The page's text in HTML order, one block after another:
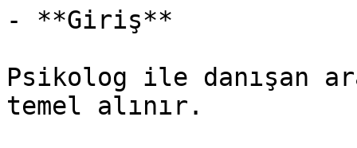
- **Giriş**
Psikolog ile danışan
temel alınır.